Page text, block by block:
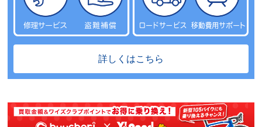
詳しくはこちら